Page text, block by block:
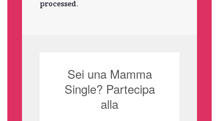
processed.
Sei una Mamma
Single? Partecipa
alla